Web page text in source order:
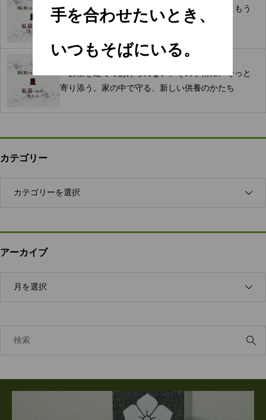
遠いお墓と、いつものそばに。分骨で叶える、もう
ひとつの供養のかたち
「お墓を建ててあげられない」その事情に、そっと
寄り添う。家の中で守る、新しい供養のかたち
カテゴリー
アーカイブ
手を合わせたいとき、
いつもそばにいる。